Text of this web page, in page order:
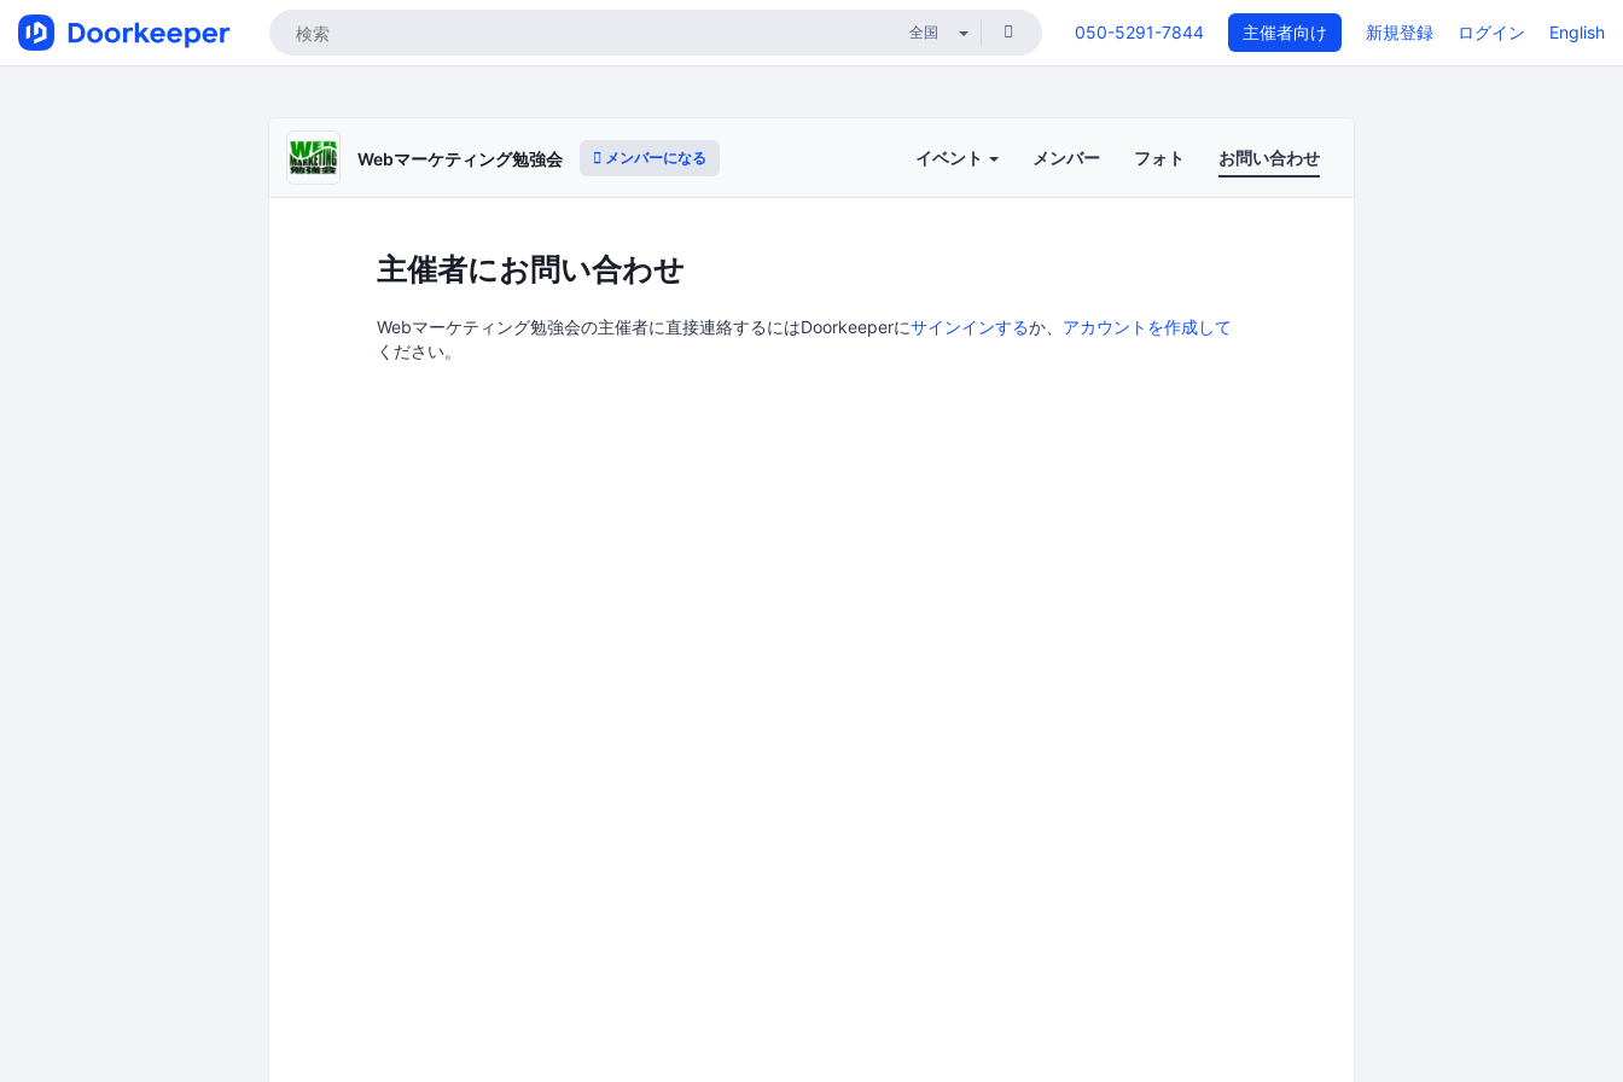
050-5291-7844 主催者向け 新規登録 ログイン English
Webマーケティング勉強会 メンバーになる イベント メンバー フォト お問い合わせ
主催者にお問い合わせ
Webマーケティング勉強会の主催者に直接連絡するにはDoorkeeperにサインインするか、 アカウントを作成して
ください。